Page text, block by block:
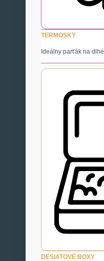
TERMOSKY
Ideálny parťák na dlhé
DESIATOVÉ BOXY